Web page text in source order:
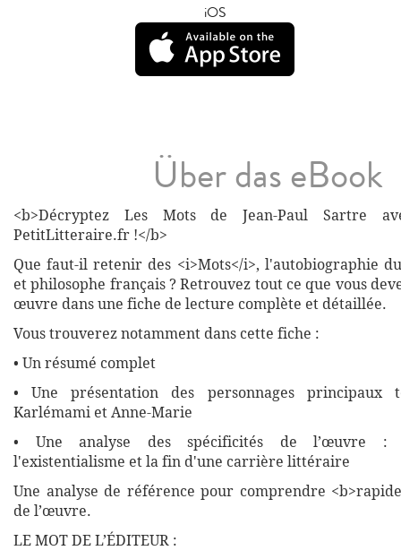
iOS
Über das eBook
<b>Décryptez Les Mots de Jean-Paul Sartre
PetitLitteraire.fr !</b>
Que faut-il retenir des <i>Mots</i>, l'autobiographie
et philosophe français ? Retrouvez tout ce que vous
œuvre dans une fiche de lecture complète et détaillée.
Vous trouverez notamment dans cette fiche :
• Un résumé complet
• Une présentation des personnages principaux
Karlémami et Anne-Marie
• Une analyse des spécificités de l’œuvre :
l'existentialisme et la fin d'une carrière littéraire
Une analyse de référence pour comprendre
de l’œuvre.
LE MOT DE L’ÉDITEUR :